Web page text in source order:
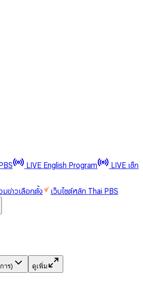
LIVE English Program
LIVE เช็ก
มข่าวเลือกตั้ง
เว็บไซต์หลัก Thai PBS
าร) ดูเพิ่ม